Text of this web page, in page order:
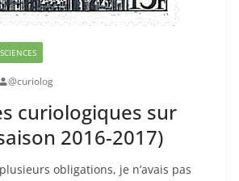
SCIENCES
@curiolog
curiologiques sur
2016-2017)
obligations, je n’avais pas